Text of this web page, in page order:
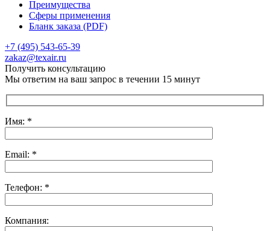
Преимущества
Сферы применения
Бланк заказа (PDF)
+7 (495) 543-65-39
zakaz@texair.ru
Получить консультацию
Мы ответим на ваш запрос в течении 15 минут
Имя: *
Email: *
Телефон: *
Компания: